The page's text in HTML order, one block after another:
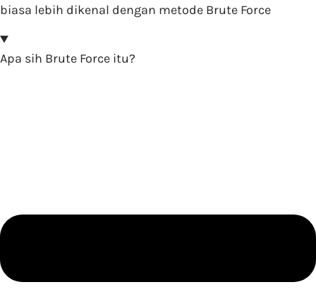
biasa lebih dikenal dengan metode Brute Force
Apa sih Brute Force itu?